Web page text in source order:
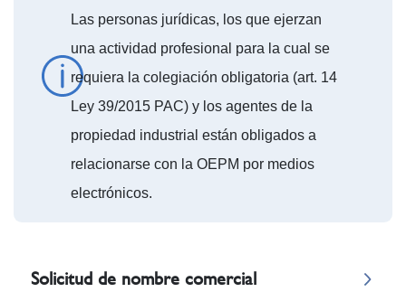
Las personas jurídicas, los que ejerzan
una actividad profesional para la cual se
requiera la colegiación obligatoria (art. 14
Ley 39/2015 PAC) y los agentes de la
propiedad industrial están obligados a
relacionarse con la OEPM por medios
electrónicos.
Solicitud de nombre comercial